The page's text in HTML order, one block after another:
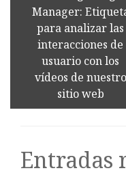
Manager:
para analizar las
interacciones de
usuario con los
vídeos de nuestro
sitio web
Entradas